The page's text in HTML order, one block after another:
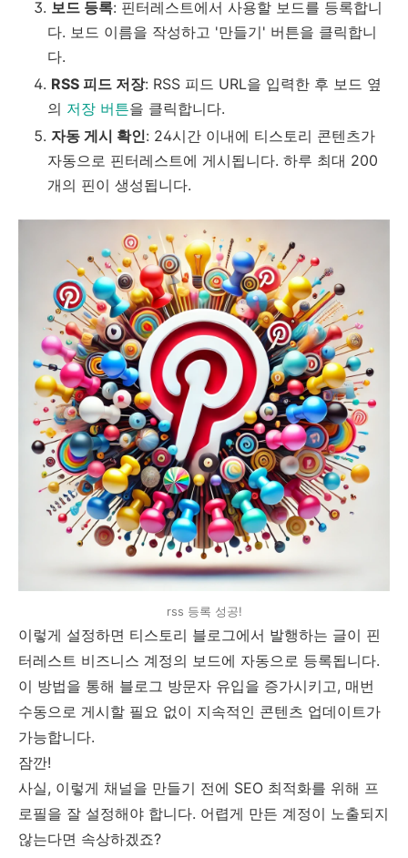
보드 등록: 핀터레스트에서 사용할 보드를 등록합니
다. 보드 이름을 작성하고 '만들기' 버튼을 클릭합니
다.
RSS 피드 저장: RSS 피드 URL을 입력한 후 보드 옆
의 저장 버튼을 클릭합니다.
자동 게시 확인: 24시간 이내에 티스토리 콘텐츠가
자동으로 핀터레스트에 게시됩니다. 하루 최대 200
개의 핀이 생성됩니다.
rss 등록 성공!
이렇게 설정하면 티스토리 블로그에서 발행하는 글이 핀
터레스트 비즈니스 계정의 보드에 자동으로 등록됩니다.
이 방법을 통해 블로그 방문자 유입을 증가시키고, 매번
수동으로 게시할 필요 없이 지속적인 콘텐츠 업데이트가
가능합니다.
잠깐!
사실, 이렇게 채널을 만들기 전에 SEO 최적화를 위해 프
로필을 잘 설정해야 합니다. 어렵게 만든 계정이 노출되지
않는다면 속상하겠죠?